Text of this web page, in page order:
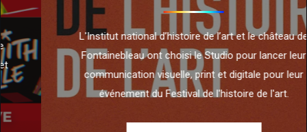
L'Institut national d’histoire de l’art et le château de
Fontainebleau ont choisi le Studio pour lancer leur
communication visuelle, print et digitale pour leur
événement du Festival de l'histoire de l'art.